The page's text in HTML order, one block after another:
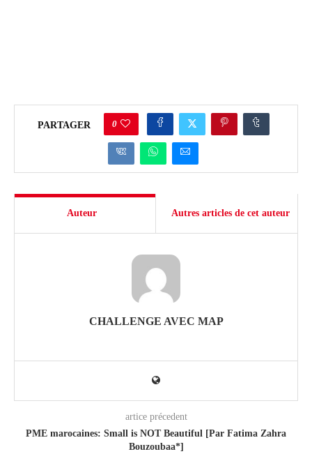
PARTAGER 0
Auteur Autres articles de cet auteur
CHALLENGE AVEC MAP
artice précedent
PME marocaines: Small is NOT Beautiful [Par Fatima Zahra
Bouzoubaa*]